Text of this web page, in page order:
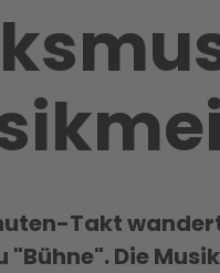
Takt
"Bühne". Die